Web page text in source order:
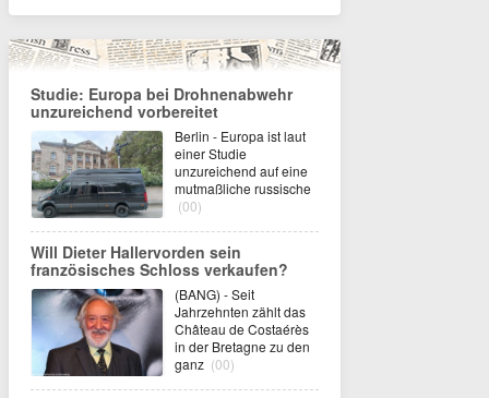
Studie: Europa bei Drohnenabwehr
unzureichend vorbereitet
Berlin - Europa ist laut
einer Studie
unzureichend auf eine
mutmaßliche russische
(00)
Will Dieter Hallervorden sein
französisches Schloss verkaufen?
(BANG) - Seit
Jahrzehnten zählt das
Château de Costaérès
in der Bretagne zu den
ganz (00)